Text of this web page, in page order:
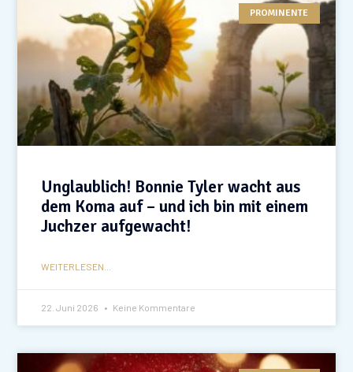
PROMINENTE
Unglaublich! Bonnie Tyler wacht aus
dem Koma auf – und ich bin mit einem
Juchzer aufgewacht!
WEITERLESEN...
22. Juni 2026 Keine Kommentare